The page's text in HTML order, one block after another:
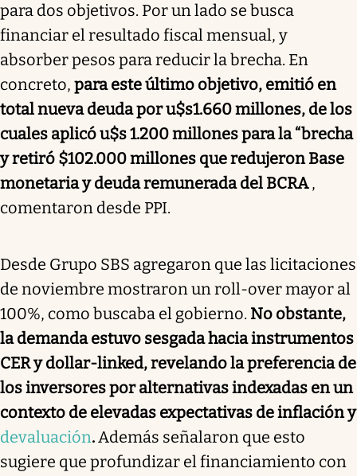
para dos objetivos. Por un lado se busca
financiar el resultado fiscal mensual, y
absorber pesos para reducir la brecha. En
concreto, para este último objetivo, emitió en
total nueva deuda por u$s1.660 millones, de los
cuales aplicó u$s 1.200 millones para la “brecha
y retiró $102.000 millones que redujeron Base
monetaria y deuda remunerada del BCRA,
comentaron desde PPI.
Desde Grupo SBS agregaron que las licitaciones
de noviembre mostraron un roll-over mayor al
100%, como buscaba el gobierno. No obstante,
la demanda estuvo sesgada hacia instrumentos
CER y dollar-linked, revelando la preferencia de
los inversores por alternativas indexadas en un
contexto de elevadas expectativas de inflación y
devaluación.Además señalaron que esto
sugiere que profundizar el financiamiento con